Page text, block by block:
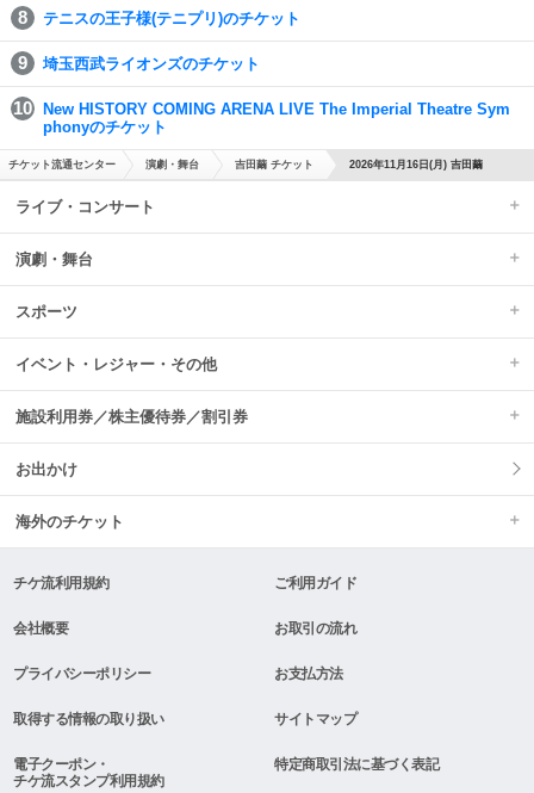
テニスの王子様(テニプリ)のチケット
埼玉西武ライオンズのチケット
New HISTORY COMING ARENA LIVE The Imperial Theatre Sym
phonyのチケット
チケット流通センター 演劇・舞台 吉田繭 チケット 2026年11月16日(月) 吉田繭
ライブ・コンサート
演劇・舞台
スポーツ
イベント・レジャー・その他
施設利用券／株主優待券／割引券
お出かけ
海外のチケット
チケ流利用規約 ご利用ガイド
会社概要 お取引の流れ
プライバシーポリシー お支払方法
取得する情報の取り扱い サイトマップ
電子クーポン・
チケ流スタンプ利用規約
特定商取引法に基づく表記